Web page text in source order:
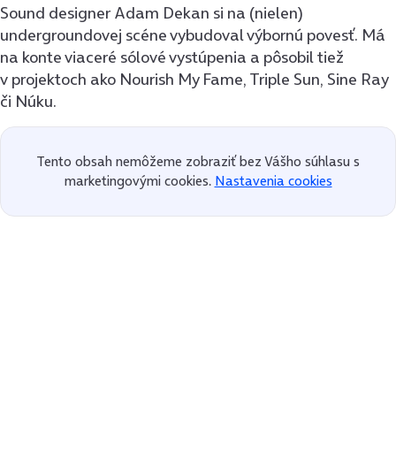
Sound designer Adam Dekan si na (nielen)
undergroundovej scéne vybudoval výbornú povesť. Má
na konte viaceré sólové vystúpenia a pôsobil tiež
v projektoch ako Nourish My Fame, Triple Sun, Sine Ray
či Núku.
Tento obsah nemôžeme zobraziť bez Vášho súhlasu s
marketingovými cookies. Nastavenia cookies